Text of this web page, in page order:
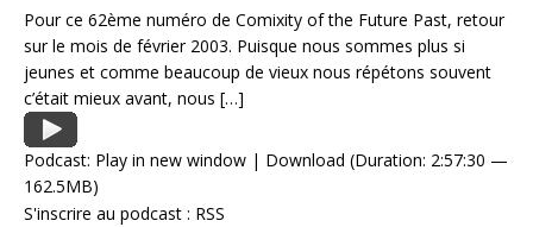
Pour ce 62ème numéro de Comixity of the Future Past, retour
sur le mois de février 2003. Puisque nous sommes plus si
jeunes et comme beaucoup de vieux nous répétons souvent
c’était mieux avant, nous […]
Podcast: Play in new window | Download (Duration: 2:57:30 —
162.5MB)
S'inscrire au podcast : RSS